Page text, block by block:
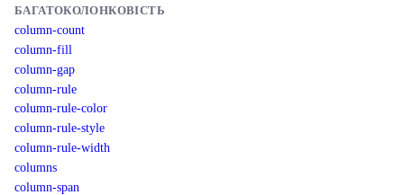
БАГАТОКОЛОНКОВІСТЬ
column-count
column-fill
column-gap
column-rule
column-rule-color
column-rule-style
column-rule-width
columns
column-span